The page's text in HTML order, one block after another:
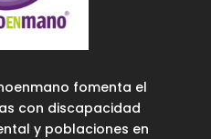
fomenta el
con discapacidad
y poblaciones en